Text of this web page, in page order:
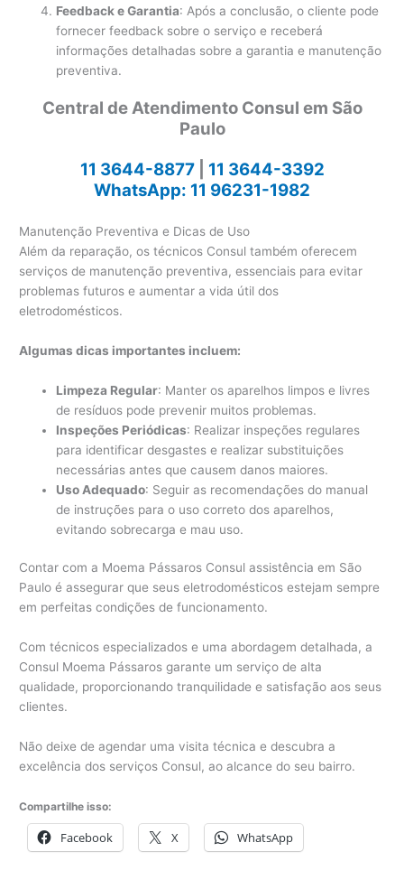
Feedback e Garantia: Após a conclusão, o cliente pode
fornecer feedback sobre o serviço e receberá
informações detalhadas sobre a garantia e manutenção
preventiva.
Central de Atendimento Consul em São
Paulo
11 3644-8877| 11 3644-3392
WhatsApp: 11 96231-1982
Manutenção Preventiva e Dicas de Uso
Além da reparação, os técnicos Consul também oferecem
serviços de manutenção preventiva, essenciais para evitar
problemas futuros e aumentar a vida útil dos
eletrodomésticos.
Algumas dicas importantes incluem:
Limpeza Regular: Manter os aparelhos limpos e livres
de resíduos pode prevenir muitos problemas.
Inspeções Periódicas: Realizar inspeções regulares
para identificar desgastes e realizar substituições
necessárias antes que causem danos maiores.
Uso Adequado: Seguir as recomendações do manual
de instruções para o uso correto dos aparelhos,
evitando sobrecarga e mau uso.
Contar com a Moema Pássaros Consul assistência em São
Paulo é assegurar que seus eletrodomésticos estejam sempre
em perfeitas condições de funcionamento.
Com técnicos especializados e uma abordagem detalhada, a
Consul Moema Pássaros garante um serviço de alta
qualidade, proporcionando tranquilidade e satisfação aos seus
clientes.
Não deixe de agendar uma visita técnica e descubra a
excelência dos serviços Consul, ao alcance do seu bairro.
Compartilhe isso:
Facebook X WhatsApp